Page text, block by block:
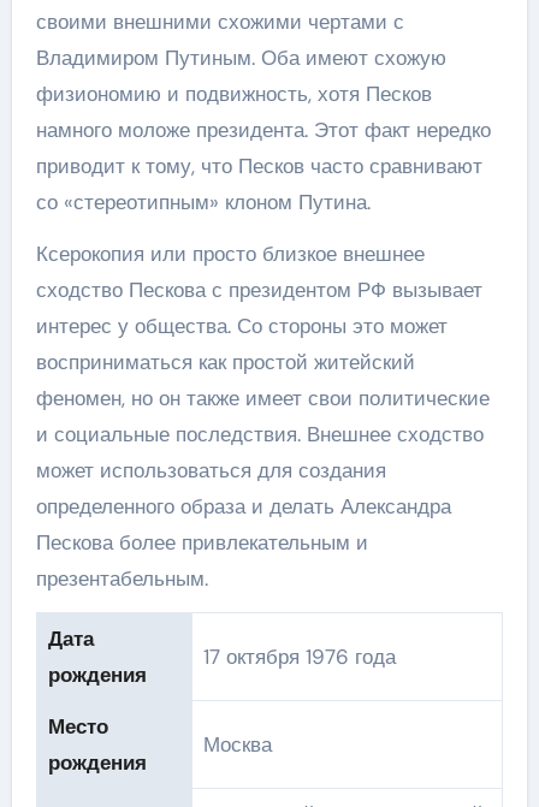
своими внешними схожими чертами с
Владимиром Путиным. Оба имеют схожую
физиономию и подвижность, хотя Песков
намного моложе президента. Этот факт нередко
приводит к тому, что Песков часто сравнивают
со «стереотипным» клоном Путина.
Ксерокопия или просто близкое внешнее
сходство Пескова с президентом РФ вызывает
интерес у общества. Со стороны это может
восприниматься как простой житейский
феномен, но он также имеет свои политические
и социальные последствия. Внешнее сходство
может использоваться для создания
определенного образа и делать Александра
Пескова более привлекательным и
презентабельным.
Дата
рождения
17 октября 1976 года
Место
рождения
Москва